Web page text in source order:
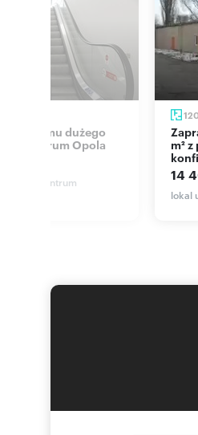
w centrum Opola
Centrum
Zapraszam do wynajmu hali 1200
m²
14
lokal